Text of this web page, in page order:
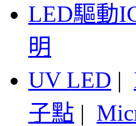
LED驅動
明
UV LED |
子點 |